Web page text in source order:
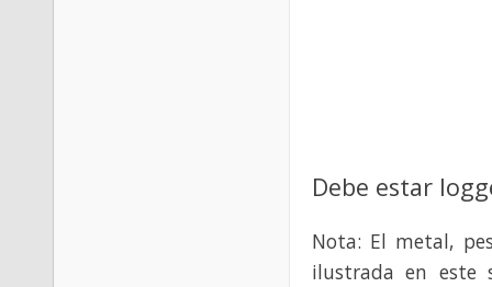
Debe estar
Nota: El metal,
ilustrada en este